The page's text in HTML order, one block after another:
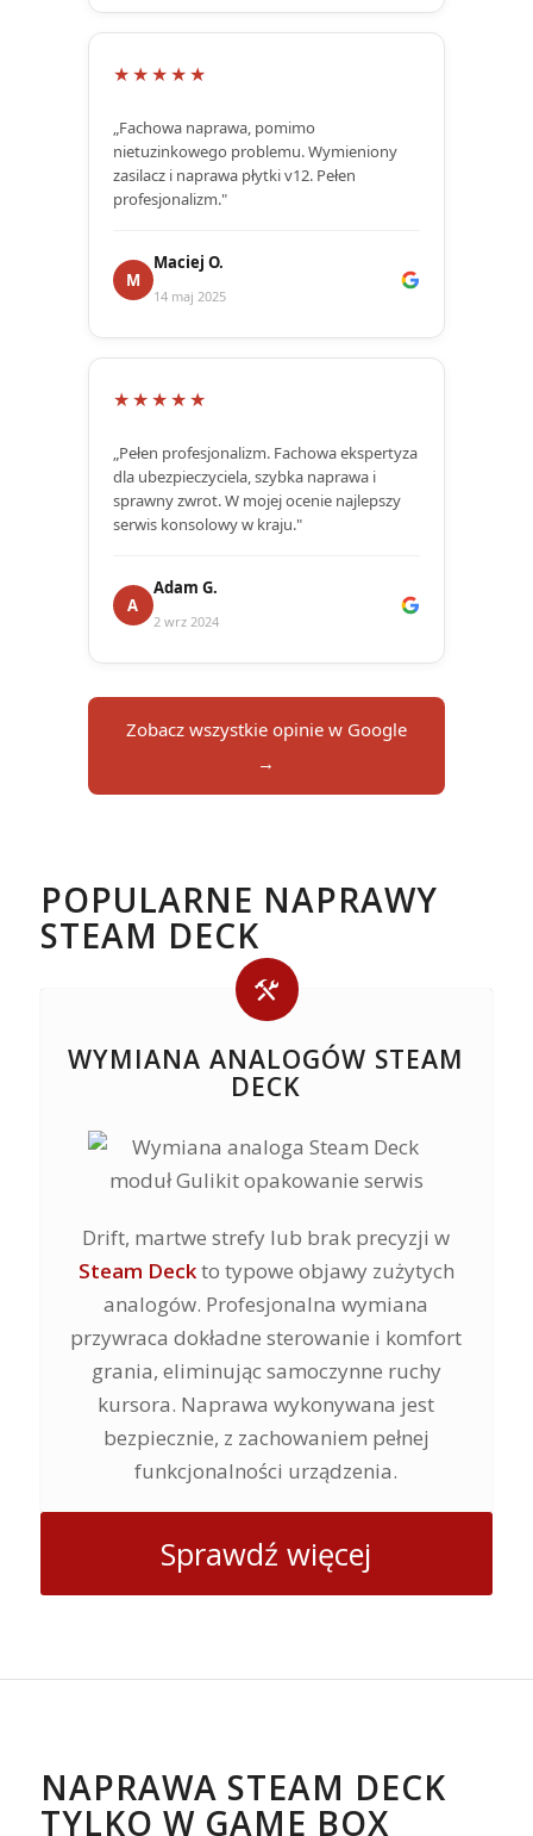
★★★★★
„Fachowa naprawa, pomimo
nietuzinkowego problemu. Wymieniony
zasilacz i naprawa płytki v12. Pełen
profesjonalizm."
M
Maciej O.
14 maj 2025
★★★★★
„Pełen profesjonalizm. Fachowa ekspertyza
dla ubezpieczyciela, szybka naprawa i
sprawny zwrot. W mojej ocenie najlepszy
serwis konsolowy w kraju."
A
Adam G.
2 wrz 2024
Zobacz wszystkie opinie w Google
→
POPULARNE NAPRAWY
STEAM DECK
WYMIANA ANALOGÓW STEAM
DECK
Drift, martwe strefy lub brak precyzji w
Steam Deckto typowe objawy zużytych
analogów. Profesjonalna wymiana
przywraca dokładne sterowanie i komfort
grania, eliminując samoczynne ruchy
kursora. Naprawa wykonywana jest
bezpiecznie, z zachowaniem pełnej
funkcjonalności urządzenia.
Sprawdź więcej
NAPRAWA STEAM DECK
TYLKO W GAME BOX